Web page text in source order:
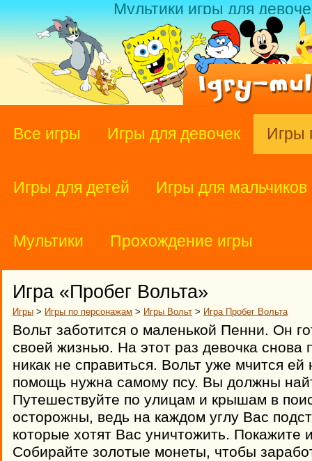
Мультики игры для
Все игры Игры для девочек Игры
Игры для детей Игры для мальчиков
Мультики Прохождение игры
Игра «Пробег Вольта»
Игры > Игры по персонажам > Игры Вольт > Игра Пробег Вольта
Вольт заботится о маленькой Пенни. Он
своей жизнью. На этот раз девочка снова
никак не справиться. Вольт уже мчится
помощь нужна самому псу. Вы должны
Путешествуйте по улицам и крышам в
осторожны, ведь на каждом углу Вас
которые хотят Вас уничтожить.
Собирайте золотые монеты, чтобы